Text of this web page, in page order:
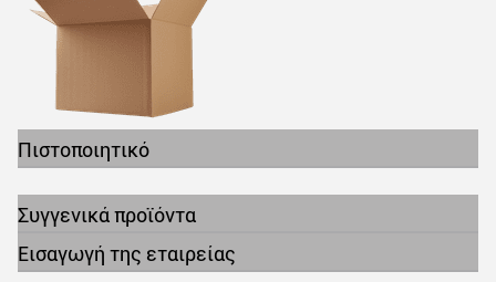
Πιστοποιητικό
Συγγενικά προϊόντα
Εισαγωγή της εταιρείας